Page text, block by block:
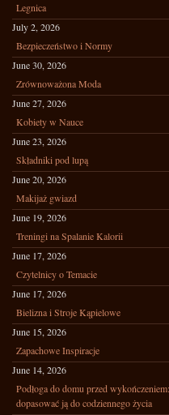
Legnica
July 2, 2026
Bezpieczeństwo i Normy
June 30, 2026
Zrównoważona Moda
June 27, 2026
Kobiety w Nauce
June 23, 2026
Składniki pod lupą
June 20, 2026
Makijaż gwiazd
June 19, 2026
Treningi na Spalanie Kalorii
June 17, 2026
Czytelnicy o Temacie
June 17, 2026
Bielizna i Stroje Kąpielowe
June 15, 2026
Zapachowe Inspiracje
June 14, 2026
Podłoga do domu przed
dopasować ją do codziennego życia